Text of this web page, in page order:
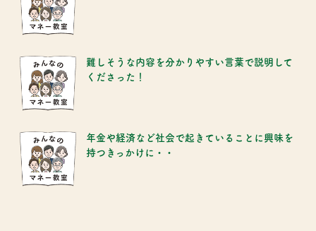
難しそうな内容を分かりやすい言葉で説明して
くださった！
年金や経済など社会で起きていることに興味を
持つきっかけに・・